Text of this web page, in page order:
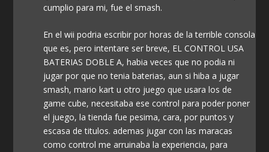
cumplio para mi, fue el smash.
En el wii podria escribir por horas de la terrible consola
que es, pero intentare ser breve, EL CONTROL USA
BATERIAS DOBLE A, habia veces que no podia ni
jugar por que no tenia baterias, aun si hiba a jugar
smash, mario kart u otro juego que usara los de
game cube, necesitaba ese control para poder poner
el juego, la tienda fue pesima, cara, por puntos y
escasa de titulos. ademas jugar con las maracas
como control me arruinaba la experiencia, para